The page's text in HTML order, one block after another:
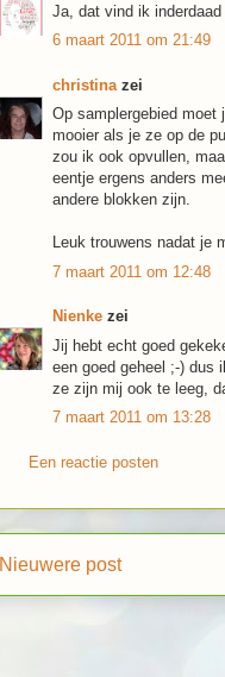
Ja, dat vind ik
6 maart 2011 om 21:49
christina zei
Op samplergebied
mooier als je ze op de
zou ik ook opvullen,
eentje ergens anders
andere blokken zijn.
Leuk trouwens nadat je
7 maart 2011 om 12:48
Nienke zei
Jij hebt echt goed
een goed geheel ;-) dus
ze zijn mij ook te leeg,
7 maart 2011 om 13:28
Een reactie posten
Nieuwere post